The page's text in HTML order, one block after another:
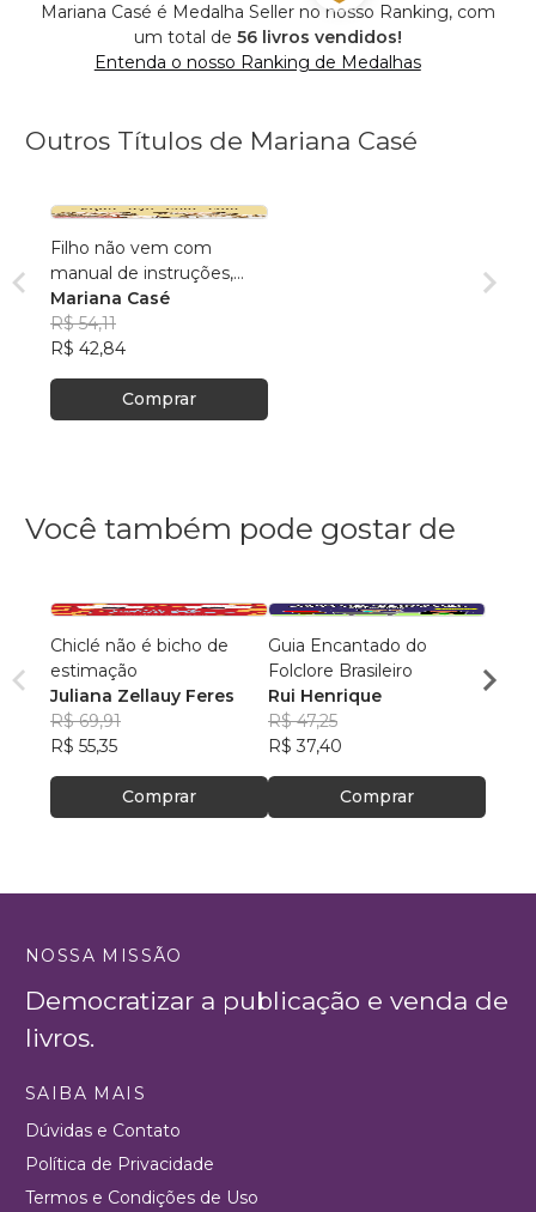
Mariana Casé é Medalha Seller no nosso Ranking, com
um total de 56 livros vendidos!
Entenda o nosso Ranking de Medalhas
Outros Títulos de Mariana Casé
Filho não vem com
manual de instruções,
eles disseram.
Mariana Casé
R$ 54,11
R$ 42,84
Comprar
Você também pode gostar de
Chiclé não é bicho de
estimação
Juliana Zellauy Feres
R$ 69,91
R$ 55,35
Comprar
Guia Encantado do
Folclore Brasileiro
Rui Henrique
R$ 47,25
R$ 37,40
Comprar
R$
NOSSA MISSÃO
Democratizar a publicação e venda de
livros.
SAIBA MAIS
Dúvidas e Contato
Política de Privacidade
Termos e Condições de Uso